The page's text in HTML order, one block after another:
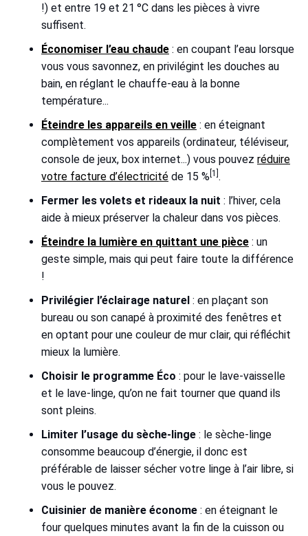
!) et entre 19 et 21 °C dans les pièces à vivre
suffisent.
Économiser l’eau chaude : en coupant l’eau lorsque
vous vous savonnez, en privilégint les douches au
bain, en réglant le chauffe-eau à la bonne
température...
Éteindre les appareils en veille : en éteignant
complètement vos appareils (ordinateur, téléviseur,
console de jeux, box internet...) vous pouvez réduire
votre facture d’électricité de 15 % [1] .
Fermer les volets et rideaux la nuit : l’hiver, cela
aide à mieux préserver la chaleur dans vos pièces.
Éteindre la lumière en quittant une pièce : un
geste simple, mais qui peut faire toute la différence
!
Privilégier l’éclairage naturel : en plaçant son
bureau ou son canapé à proximité des fenêtres et
en optant pour une couleur de mur clair, qui réfléchit
mieux la lumière.
Choisir le programme Éco : pour le lave-vaisselle
et le lave-linge, qu’on ne fait tourner que quand ils
sont pleins.
Limiter l’usage du sèche-linge : le sèche-linge
consomme beaucoup d’énergie, il donc est
préférable de laisser sécher votre linge à l’air libre, si
vous le pouvez.
Cuisinier de manière économe : en éteignant le
four quelques minutes avant la fin de la cuisson ou